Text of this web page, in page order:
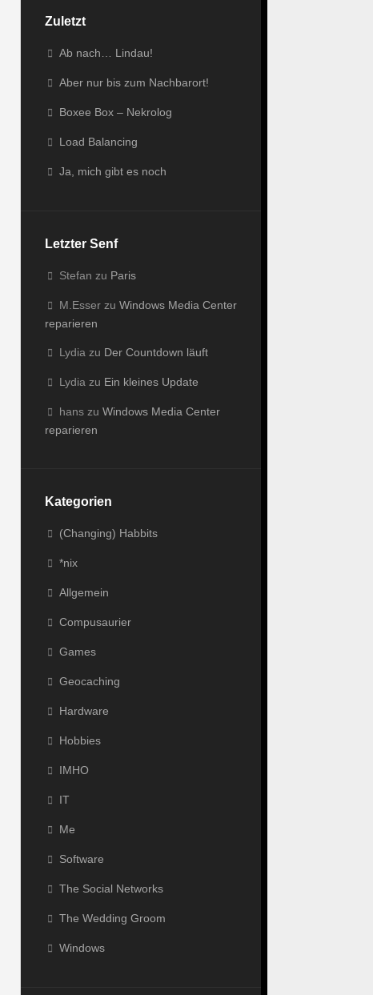
Zuletzt
Ab nach… Lindau!
Aber nur bis zum Nachbarort!
Boxee Box – Nekrolog
Load Balancing
Ja, mich gibt es noch
Letzter Senf
Stefan zu Paris
M.Esser zu Windows Media Center
reparieren
Lydia zu Der Countdown läuft
Lydia zu Ein kleines Update
hans zu Windows Media Center
reparieren
Kategorien
(Changing) Habbits
*nix
Allgemein
Compusaurier
Games
Geocaching
Hardware
Hobbies
IMHO
IT
Me
Software
The Social Networks
The Wedding Groom
Windows